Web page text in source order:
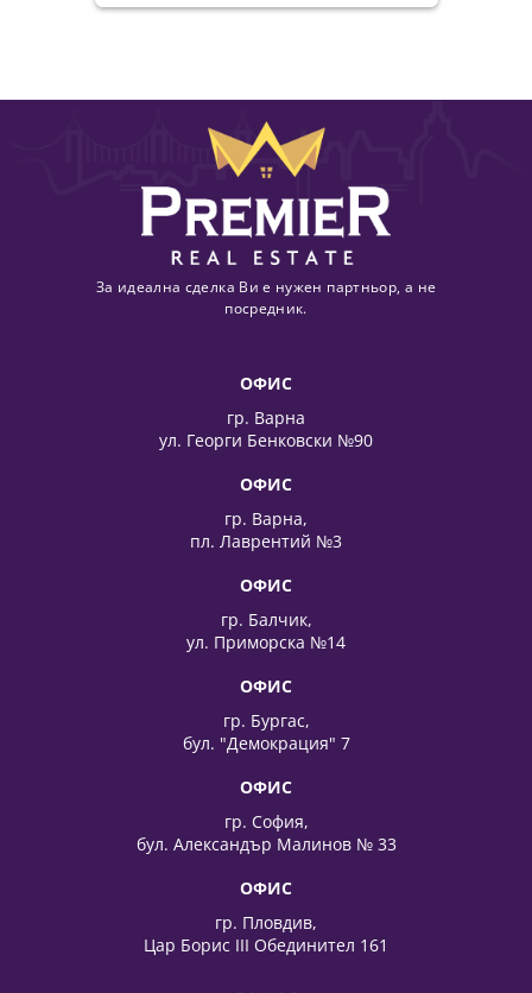
За идеална сделка Ви е нужен партньор, а не
посредник.
ОФИС
гр. Варна
ул. Георги Бенковски №90
ОФИС
гр. Варна,
пл. Лаврентий №3
ОФИС
гр. Балчик,
ул. Приморска №14
ОФИС
гр. Бургас,
бул. "Демокрация" 7
ОФИС
гр. София,
бул. Александър Малинов № 33
ОФИС
гр. Пловдив,
Цар Борис III Обединител 161